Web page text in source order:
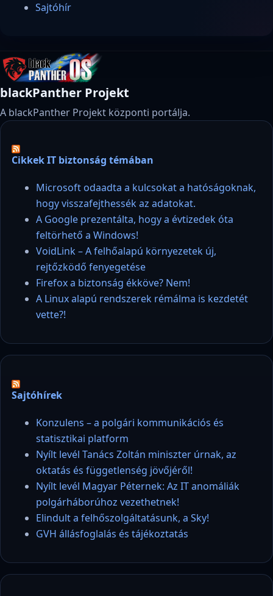
Sajtóhír
blackPanther Projekt
A blackPanther Projekt központi portálja.
Cikkek IT biztonság témában
Microsoft odaadta a kulcsokat a hatóságoknak,
hogy visszafejthessék az adatokat.
A Google prezentálta, hogy a évtizedek óta
feltörhető a Windows!
VoidLink – A felhőalapú környezetek új,
rejtőzködő fenyegetése
Firefox a biztonság ékköve? Nem!
A Linux alapú rendszerek rémálma is kezdetét
vette?!
Sajtóhírek
Konzulens – a polgári kommunikációs és
statisztikai platform
Nyílt levél Tanács Zoltán miniszter úrnak, az
oktatás és függetlenség jövőjéről!
Nyílt levél Magyar Péternek: Az IT anomáliák
polgárháborúhoz vezethetnek!
Elindult a felhőszolgáltatásunk, a Sky!
GVH állásfoglalás és tájékoztatás